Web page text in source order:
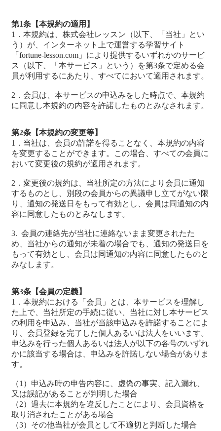
第1条【本規約の適用】
1．本規約は、株式会社レッスン（以下、「当社」とい
う）が、インターネット上で運営する学習サイト
「fortune-lesson.com」により提供するいずれかのサービ
ス（以下、「本サービス」という）を第3条で定める会
員が利用するにあたり、すべてにおいて適用されます。
2．会員は、本サービスの申込みをした時点で、本規約
に同意し本規約の内容を許諾したものとみなされます。
第2条【本規約の変更等】
1．当社は、会員の許諾を得ることなく、本規約の内容
を変更することができます。この場合、すべての会員に
おいて変更後の規約が適用されます。
2．変更後の規約は、当社所定の方法により会員に通知
するものとし、別段の会員からの異議申し立てがない限
り、通知の発送日をもって有効とし、会員は同通知の内
容に同意したものとみなします。
3. 会員の連絡先が当社に連絡ないまま変更されたた
め、当社からの通知が未着の場合でも、通知の発送日を
もって有効とし、会員は同通知の内容に同意したものと
みなします。
第3条【会員の定義】
1．本規約における「会員」とは、本サービスを理解し
た上で、当社所定の手続に従い、当社に対し本サービス
の利用を申込み、当社が当該申込みを許諾することによ
り、会員登録を完了した個人あるいは法人をいいます。
申込みを行った個人あるいは法人が以下の各号のいずれ
かに該当する場合は、申込みを許諾しない場合がありま
す。
（1）申込み時の申告内容に、虚偽の事実、記入漏れ、
又は誤記があることが判明した場合
（2）過去に本規約を違反したことにより、会員資格を
取り消されたことがある場合
（3）その他当社が会員として不適切と判断した場合